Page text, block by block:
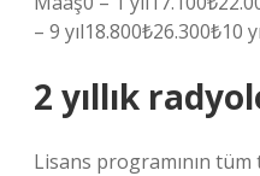
– 9 yıl18.800₺26.300₺10
2 yıllık
Lisans programının